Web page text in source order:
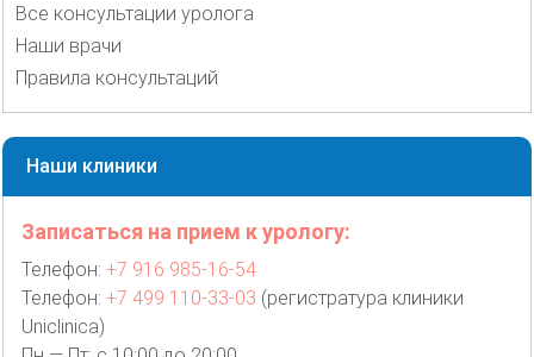
Все консультации уролога
Наши врачи
Правила консультаций
Наши клиники
Записаться на прием к урологу:
Телефон: +7 916 985-16-54
Телефон: +7 499 110-33-03 (регистратура клиники
Uniclinica)